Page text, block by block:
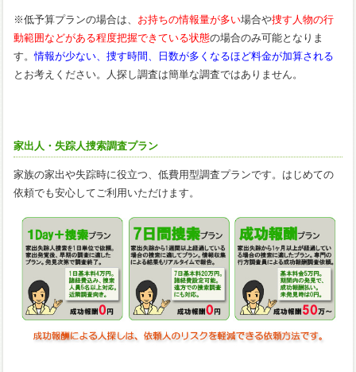
※低予算プランの場合は、 お持ちの情報量が多い場合や捜す人物の行
動範囲などがある程度把握できている状態の場合のみ可能となりま
す。情報が少ない、捜す時間、日数が多くなるほど料金が加算される
とお考えください。人探し調査は簡単な調査ではありません。
家出人・失踪人捜索調査プラン
家族の家出や失踪時に役立つ、低費用型調査プランです。はじめての
依頼でも安心してご利用いただけます。